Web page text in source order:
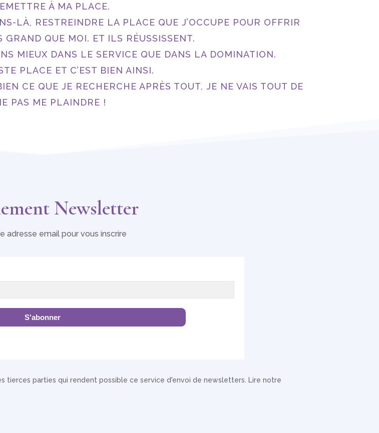
À MA PLACE.
LÀ, RESTREINDRE LA PLACE QUE J’OCCUPE POUR OFFRIR
GRAND QUE MOI. ET ILS RÉUSSISSENT.
MIEUX DANS LE SERVICE QUE DANS LA DOMINATION.
PLACE ET C’EST BIEN AINSI.
CE QUE JE RECHERCHE APRÈS TOUT, JE NE VAIS TOUT DE
PAS ME PLAINDRE !
Newsletter
adresse email pour vous inscrire
S'abonner
tierces parties qui rendent possible ce service d'envoi de newsletters. Lire notre